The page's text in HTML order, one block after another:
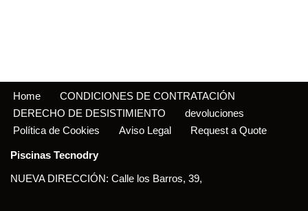
Home
CONDICIONES DE CONTRATACIÓN
DERECHO DE DESISTIMIENTO
devoluciones
Política de Cookies
Aviso Legal Request a Quote
Piscinas Tecnodry
NUEVA DIRECCIÓN: Calle los Barros, 39,